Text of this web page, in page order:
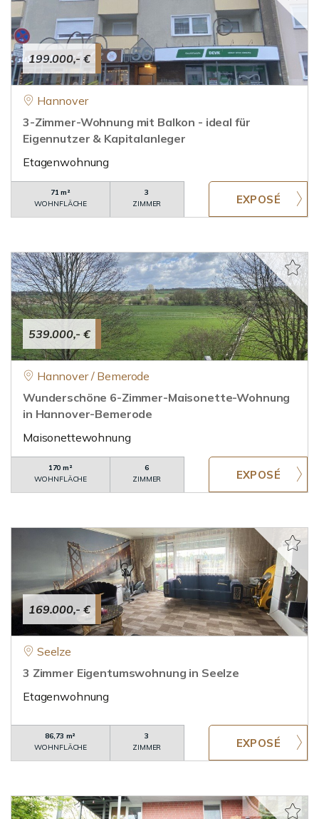
199.000,- €
Hannover
3-Zimmer-Wohnung mit Balkon - ideal für
Eigennutzer & Kapitalanleger
Etagenwohnung
71 m²
WOHNFLÄCHE
3
ZIMMER
539.000,- €
Hannover / Bemerode
Wunderschöne 6-Zimmer-Maisonette-Wohnung
in Hannover-Bemerode
Maisonettewohnung
170 m²
WOHNFLÄCHE
6
ZIMMER
169.000,- €
Seelze
3 Zimmer Eigentumswohnung in Seelze
Etagenwohnung
86,73 m²
WOHNFLÄCHE
3
ZIMMER